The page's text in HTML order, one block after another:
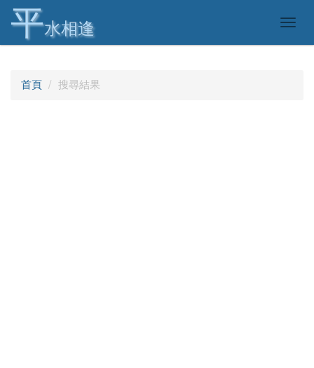
平水相逢
首頁 搜尋結果